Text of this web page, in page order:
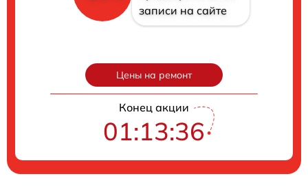
записи на сайте
Цены на ремонт
Конец акции
01:13:35